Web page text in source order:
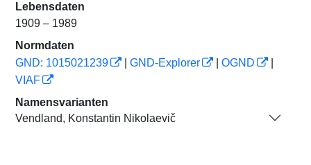
Lebensdaten
1909 – 1989
Normdaten
GND: 1015021239
GND-Explorer OGND
VIAF
Namensvarianten
Vendland, Konstantin Nikolaevič